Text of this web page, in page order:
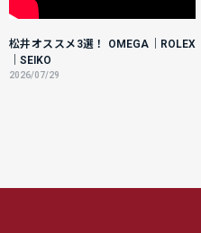
松井オススメ3選！ OMEGA｜ROLEX
｜SEIKO
2026/07/29